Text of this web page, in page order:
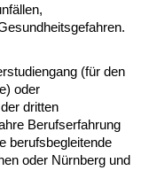
(für den
oder
dritten
Berufserfahrung
berufsbegleitende
oder Nürnberg und